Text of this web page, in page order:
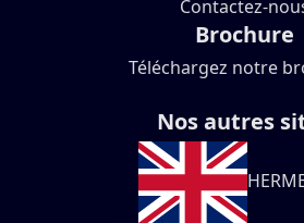
Contactez-
Brochure
Téléchargez notre
Nos autres